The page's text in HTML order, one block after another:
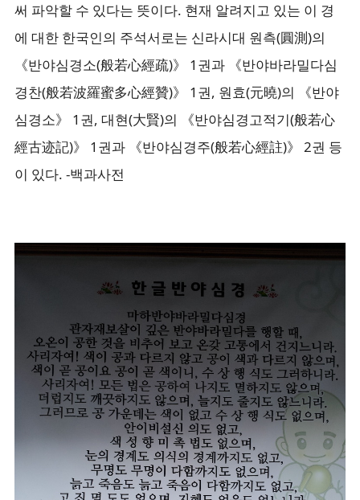
써 파악할 수 있다는 뜻이다. 현재 알려지고 있는 이 경
에 대한 한국인의 주석서로는 신라시대 원측(圓測)의
《반야심경소(般若心經疏)》 1권과 《반야바라밀다심
경찬(般若波羅蜜多心經贊)》 1권, 원효(元曉)의 《반야
심경소》 1권, 대현(大賢)의 《반야심경고적기(般若心
經古迹記)》 1권과 《반야심경주(般若心經註)》 2권 등
이 있다. -백과사전